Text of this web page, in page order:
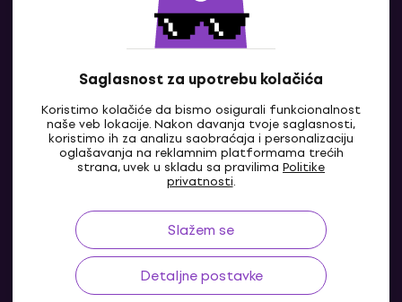
Saglasnost za upotrebu kolačića
Koristimo kolačiće da bismo osigurali funkcionalnost
naše veb lokacije. Nakon davanja tvoje saglasnosti,
koristimo ih za analizu saobraćaja i personalizaciju
oglašavanja na reklamnim platformama trećih
strana, uvek u skladu sa pravilima Politike
privatnosti.
Slažem se
Detaljne postavke
Kontakti
Kontaktiraj nas
BA